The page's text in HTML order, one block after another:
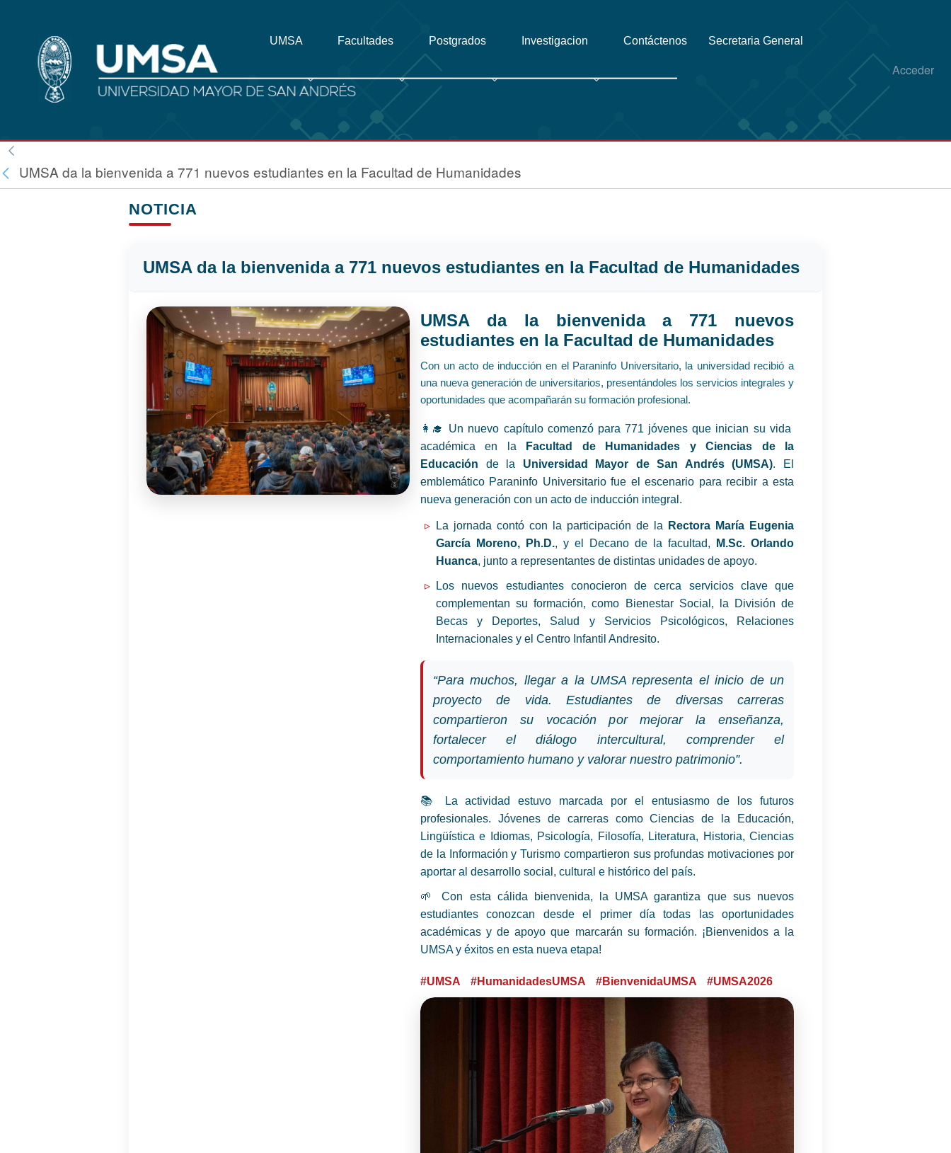
Acceder
UMSA Facultades Postgrados Investigacion Contáctenos Secretaria General
UMSA da la bienvenida a 771 nuevos estudiantes en la Facultad de Humanidades
NOTICIA
UMSA da la bienvenida a 771 nuevos estudiantes en la Facultad de Humanidades
UMSA da la bienvenida a 771 nuevos
estudiantes en la Facultad de Humanidades
Con un acto de inducción en el Paraninfo Universitario, la universidad recibió a
una nueva generación de universitarios, presentándoles los servicios integrales y
oportunidades que acompañarán su formación profesional.
👩‍🎓 Un nuevo capítulo comenzó para 771 jóvenes que inician su vida
académica en la
Facultad de Humanidades y Ciencias de la
Educación de la Universidad Mayor de San Andrés (UMSA). El
emblemático Paraninfo Universitario fue el escenario para recibir a esta
nueva generación con un acto de inducción integral.
La jornada contó con la participación de la
Rectora María Eugenia
García Moreno, Ph.D., y el Decano de la facultad,
M.Sc. Orlando
Huanca, junto a representantes de distintas unidades de apoyo.
Los nuevos estudiantes conocieron de cerca servicios clave que
complementan su formación, como Bienestar Social, la División de
Becas y Deportes, Salud y Servicios Psicológicos, Relaciones
Internacionales y el Centro Infantil Andresito.
“Para muchos, llegar a la UMSA representa el inicio de un
proyecto de vida. Estudiantes de diversas carreras
compartieron su vocación por mejorar la enseñanza,
fortalecer el diálogo intercultural, comprender el
comportamiento humano y valorar nuestro patrimonio”.
📚 La actividad estuvo marcada por el entusiasmo de los futuros
profesionales. Jóvenes de carreras como Ciencias de la Educación,
Lingüística e Idiomas, Psicología, Filosofía, Literatura, Historia, Ciencias
de la Información y Turismo compartieron sus profundas motivaciones por
aportar al desarrollo social, cultural e histórico del país.
🌱 Con esta cálida bienvenida, la UMSA garantiza que sus nuevos
estudiantes conozcan desde el primer día todas las oportunidades
académicas y de apoyo que marcarán su formación. ¡Bienvenidos a la
UMSA y éxitos en esta nueva etapa!
#UMSA #HumanidadesUMSA #BienvenidaUMSA #UMSA2026